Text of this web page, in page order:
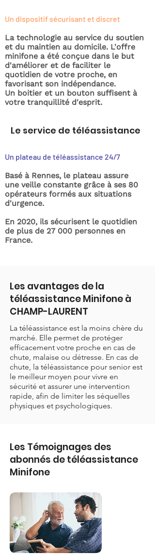
Un dispositif sécurisant et discret
La technologie au service du soutien
et du maintien au domicile. L'offre
minifone a été conçue dans le but
d'améliorer et de faciliter le
quotidien de votre proche, en
favorisant son indépendance.
Un boitier et un bouton suffisent à
votre tranquillité d'esprit.
Le service de téléassistance
Un plateau de téléassistance 24/7
Basé à Rennes, le plateau assure
une veille constante grâce à ses 80
opérateurs formés aux situations
d'urgence.
En 2020, ils sécurisent le quotidien
de plus de 27 000 personnes en
France.
Les avantages de la
téléassistance Minifone à
CHAMP-LAURENT
La téléassistance est la moins chère du
marché. Elle permet de protéger
efficacement votre proche en cas de
chute, malaise ou détresse. En cas de
chute, la téléassistance pour senior est
le meilleur moyen pour vivre en
sécurité et assurer une intervention
rapide, afin de limiter les séquelles
physiques et psychologiques.
Les Témoignages des
abonnés de téléassistance
Minifone